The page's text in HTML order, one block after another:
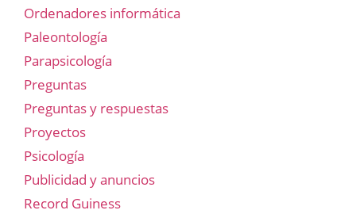
Ordenadores informática
Paleontología
Parapsicología
Preguntas
Preguntas y respuestas
Proyectos
Psicología
Publicidad y anuncios
Record Guiness